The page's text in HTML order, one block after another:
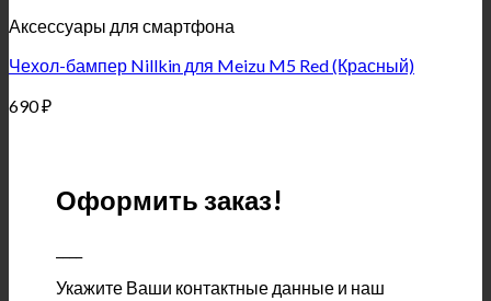
Аксессуары для смартфона
Чехол-бампер Nillkin для Meizu M5 Red (Красный)
690₽
Оформить заказ!
Укажите Ваши контактные данные и наш